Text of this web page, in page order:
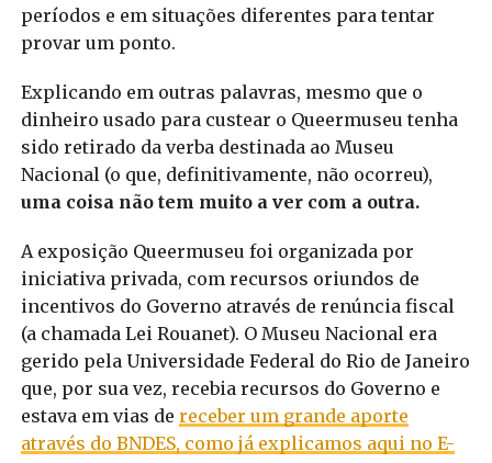
períodos e em situações diferentes para tentar
provar um ponto.
Explicando em outras palavras, mesmo que o
dinheiro usado para custear o Queermuseu tenha
sido retirado da verba destinada ao Museu
Nacional (o que, definitivamente, não ocorreu),
uma coisa não tem muito a ver com a outra.
A exposição Queermuseu foi organizada por
iniciativa privada, com recursos oriundos de
incentivos do Governo através de renúncia fiscal
(a chamada Lei Rouanet). O Museu Nacional era
gerido pela Universidade Federal do Rio de Janeiro
que, por sua vez, recebia recursos do Governo e
estava em vias de receber um grande aporte
através do BNDES, como já explicamos aqui no E-